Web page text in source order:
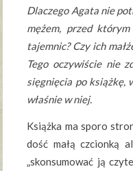
Dlaczego Agata nie
mężem, przed
tajemnic? Czy ich
Tego oczywiście nie
sięgnięcia po książkę,
właśnie w niej.
Książka ma sporo
dość małą czcionką
„skonsumować ją